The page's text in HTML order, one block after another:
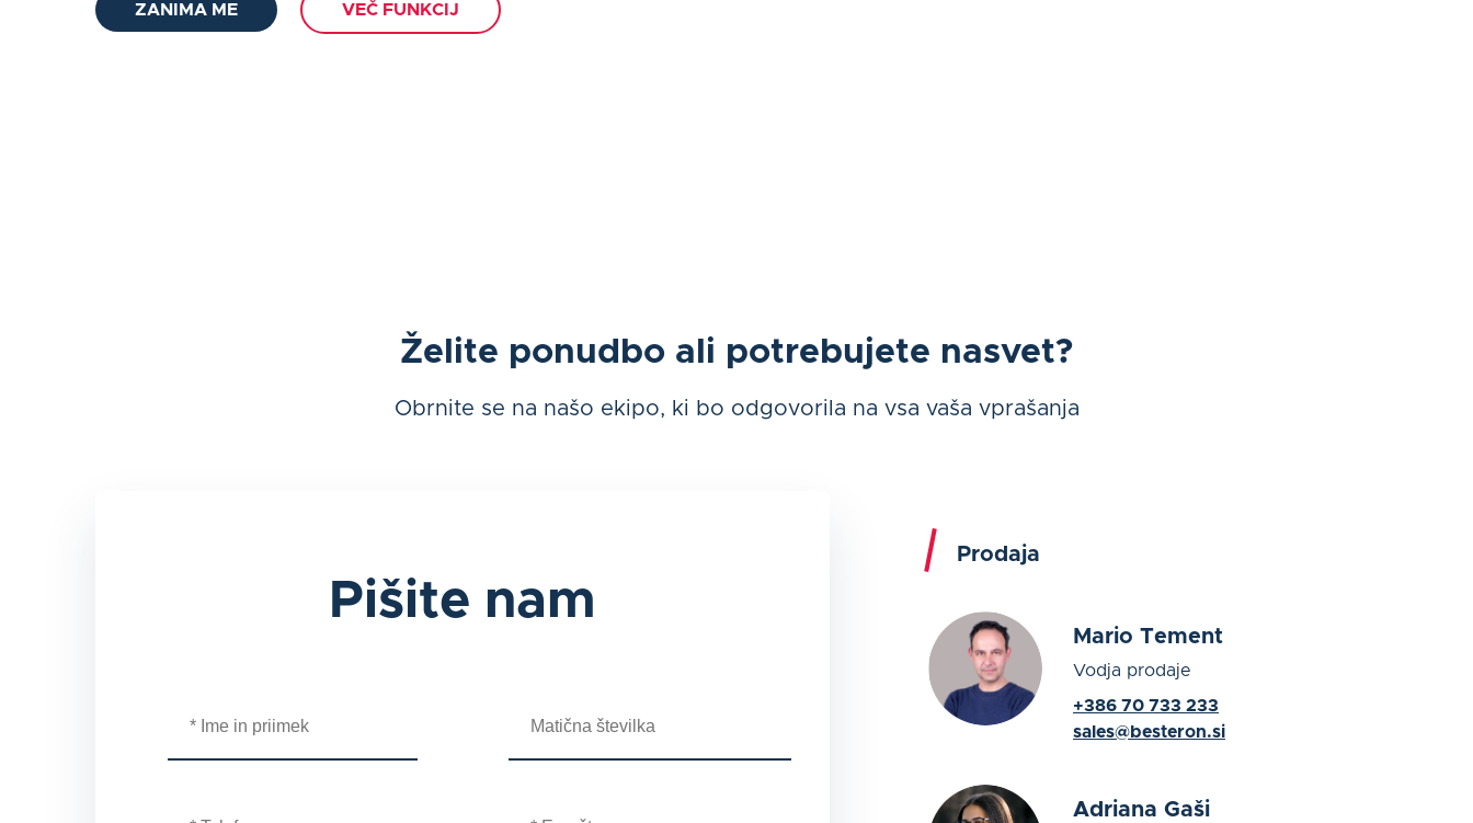
ZANIMA ME VEČ FUNKCIJ
Želite ponudbo ali potrebujete nasvet?
Obrnite se na našo ekipo, ki bo odgovorila na vsa vaša vprašanja
Pišite nam
Prodaja
Mario Tement
Vodja prodaje
+386 70 733 233
sales@besteron.si
Adriana Gaši